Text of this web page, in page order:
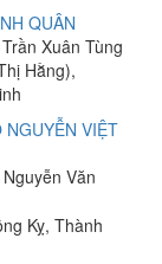
QUÂN
Xuân Tùng
Hằng),
VIỆT
Văn
Kỵ, Thành